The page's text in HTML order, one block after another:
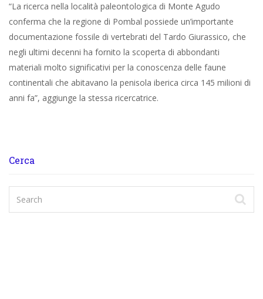
“La ricerca nella località paleontologica di Monte Agudo
conferma che la regione di Pombal possiede un’importante
documentazione fossile di vertebrati del Tardo Giurassico, che
negli ultimi decenni ha fornito la scoperta di abbondanti
materiali molto significativi per la conoscenza delle faune
continentali che abitavano la penisola iberica circa 145 milioni di
anni fa”, aggiunge la stessa ricercatrice.
Cerca